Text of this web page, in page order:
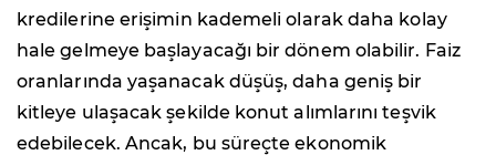
kredilerine erişimin kademeli olarak daha kolay
hale gelmeye başlayacağı bir dönem olabilir. Faiz
oranlarında yaşanacak düşüş, daha geniş bir
kitleye ulaşacak şekilde konut alımlarını teşvik
edebilecek. Ancak, bu süreçte ekonomik